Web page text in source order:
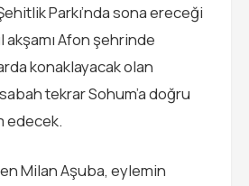
Parkı’nda sona ereceği
Afon şehrinde
konaklayacak olan
tekrar Sohum’a doğru
edecek.
Milan Aşuba, eylemin